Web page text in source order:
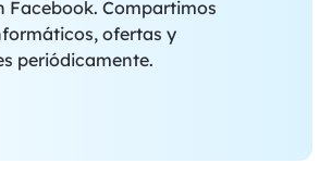
Facebook. Compartimos
ofertas y
periódicamente.